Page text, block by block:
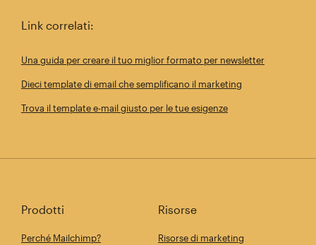
Link correlati:
Una guida per creare il tuo miglior formato per newsletter
Dieci template di email che semplificano il marketing
Trova il template e-mail giusto per le tue esigenze
Prodotti
Perché Mailchimp?
Risorse
Risorse di marketing